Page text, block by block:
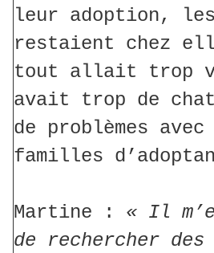
leur adoption,
restaient chez
tout allait trop
avait trop de
de problèmes
familles
Martine : « Il
de rechercher des